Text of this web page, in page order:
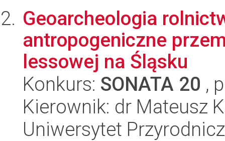
Geoarcheologia
antropogeniczne
lessowej na Śląsku
Konkurs: SONATA 20 ,
Kierownik: dr Mateusz
Uniwersytet